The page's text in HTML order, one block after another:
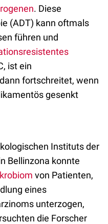
. Diese
(ADT) kann oftmals
führen und
ist ein
fortschreitet, wenn
gesenkt
Instituts der
Bellinzona konnte
von Patienten,
eines
unterzogen,
die Forscher